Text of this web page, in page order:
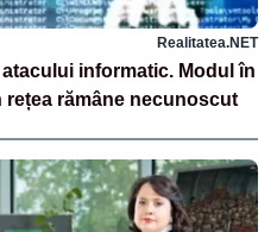
Realitatea.NET
informatic. Modul în
rămâne necunoscut